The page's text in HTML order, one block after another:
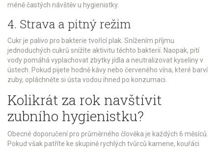
méně častých návštěv u hygienistky.
4. Strava a pitný režim
Cukr je palivo pro bakterie tvořící plak. Snížením příjmu
jednoduchých cukrů snížíte aktivitu těchto bakterií. Naopak, pití
vody pomáhá vyplachovat zbytky jídla a neutralizovat kyseliny v
ústech. Pokud pijete hodně kávy nebo červeného vína, které barví
zuby, opláchněte si ústa vodou ihned po konzumaci.
Kolikrát za rok navštívit
zubního hygienistku?
Obecné doporučení pro průměrného člověka je každých 6 měsíců.
Pokud však patříte ke skupině rychlých tvůrců kamene, kouřáci